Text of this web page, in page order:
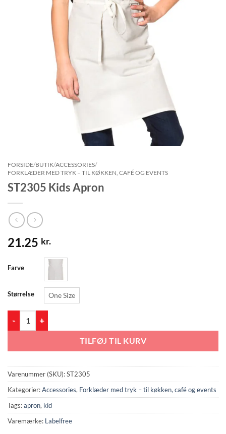
FORSIDE/BUTIK/ACCESSORIES/
FORKLÆDER MED TRYK – TIL KØKKEN, CAFÉ OG EVENTS
ST2305 Kids Apron
21.25 kr.
Farve
Størrelse One Size
TILFØJ TIL KURV
Varenummer (SKU):ST2305
Kategorier:Accessories, Forklæder med tryk – til køkken, café og events
Tags:apron, kid
Varemærke: Labelfree